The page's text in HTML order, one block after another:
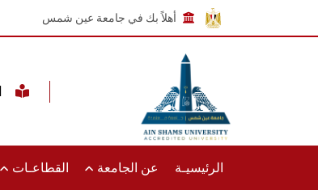
أهلاً بك في جامعة عين شمس
الرئيسيـة عن الجامعة القطاعـات